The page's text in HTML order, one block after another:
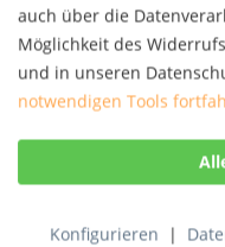
auch über die
Möglichkeit des
und in unseren
notwendigen Tools
Konfigurieren |
Die
von 77 Alpenpässen
den gefährlichen
Schmale Saumpfade,
55,00 € *
Merken